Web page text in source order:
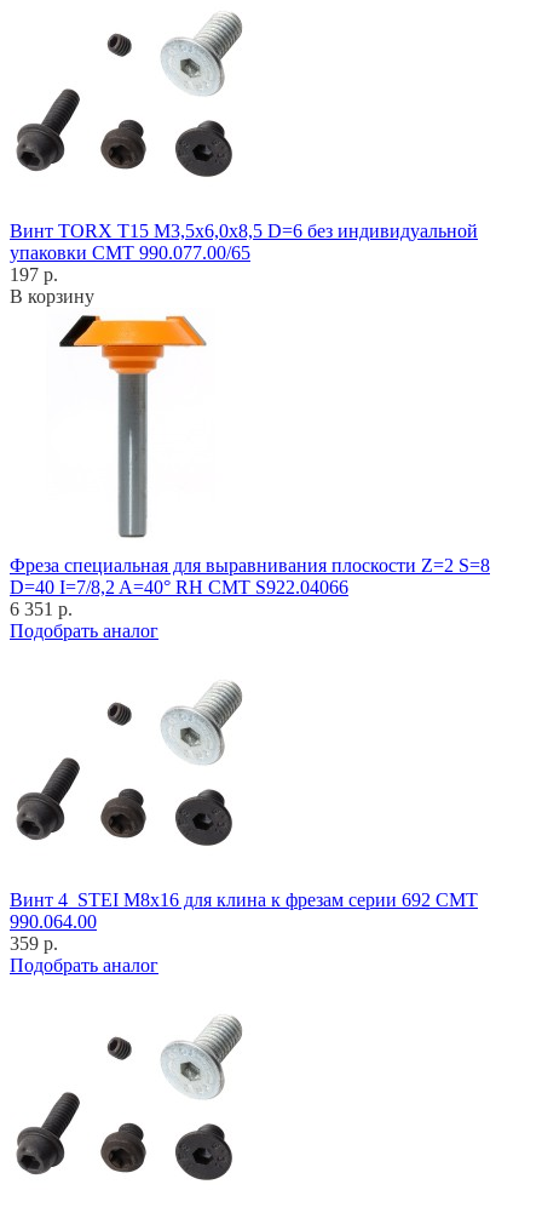
Винт TORX T15 M3,5x6,0x8,5 D=6 без индивидуальной
упаковки CMT 990.077.00/65
197 р.
В корзину
Фреза специальная для выравнивания плоскости Z=2 S=8
D=40 I=7/8,2 A=40° RH CMT S922.04066
6 351 р.
Подобрать аналог
Винт 4_STEI M8x16 для клина к фрезам серии 692 CMT
990.064.00
359 р.
Подобрать аналог